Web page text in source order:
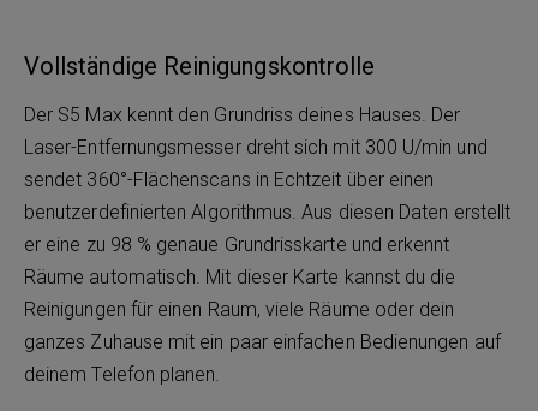
Vollständige Reinigungskontrolle
Der S5 Max kennt den Grundriss deines Hauses. Der
Laser-Entfernungsmesser dreht sich mit 300 U/min und
sendet 360°-Flächenscans in Echtzeit über einen
benutzerdefinierten Algorithmus. Aus diesen Daten erstellt
er eine zu 98 % genaue Grundrisskarte und erkennt
Räume automatisch. Mit dieser Karte kannst du die
Reinigungen für einen Raum, viele Räume oder dein
ganzes Zuhause mit ein paar einfachen Bedienungen auf
deinem Telefon planen.